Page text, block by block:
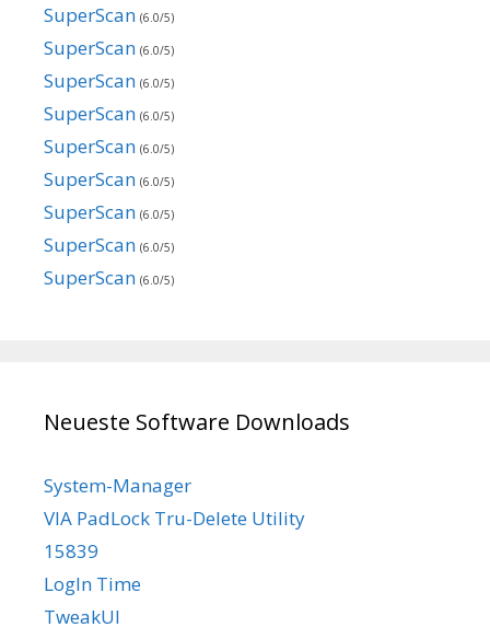
SuperScan (6.0/5)
SuperScan (6.0/5)
SuperScan (6.0/5)
SuperScan (6.0/5)
SuperScan (6.0/5)
SuperScan (6.0/5)
SuperScan (6.0/5)
SuperScan (6.0/5)
SuperScan (6.0/5)
Neueste Software Downloads
System-Manager
VIA PadLock Tru-Delete Utility
15839
LogIn Time
TweakUI